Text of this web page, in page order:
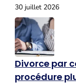
30 juillet 2026
Divorce par
procédure